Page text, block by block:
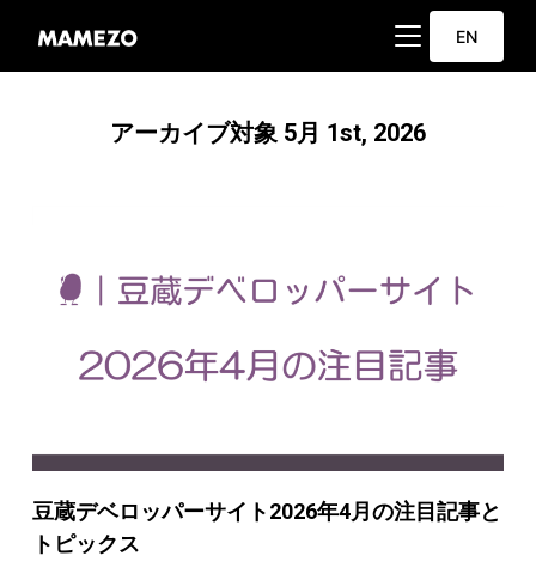
サイドバーとナビ
EN
アーカイブ対象 5月 1st, 2026
豆蔵デベロッパーサイト2026年4月の注目記事と
トピックス